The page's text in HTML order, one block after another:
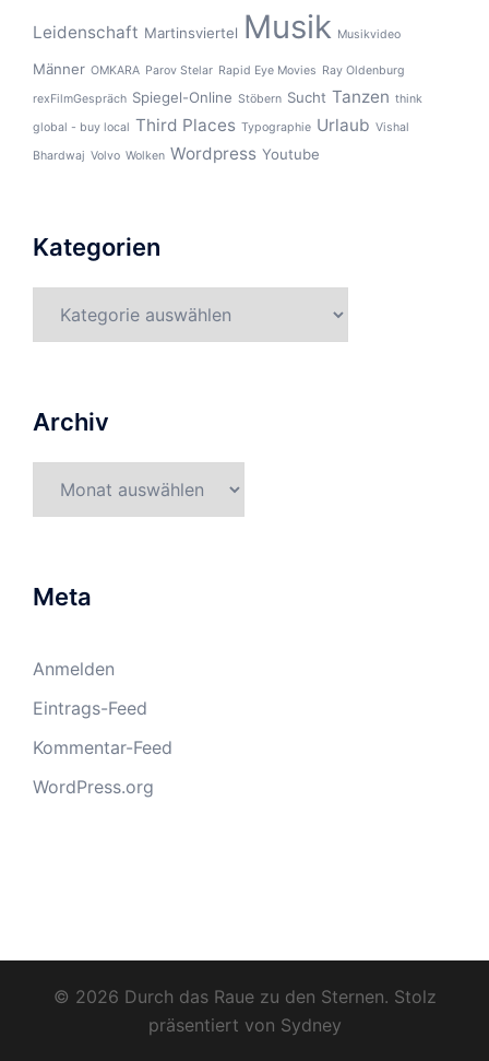
Leidenschaft Martinsviertel Musik Musikvideo
Männer OMKARA Parov Stelar Rapid Eye Movies Ray Oldenburg
rexFilmGespräch Spiegel-Online Stöbern Sucht Tanzen think
global - buy local Third Places Typographie Urlaub Vishal
Bhardwaj Volvo Wolken Wordpress Youtube
Kategorien
Archiv
Meta
Anmelden
Eintrags-Feed
Kommentar-Feed
WordPress.org
© 2026 Durch das Raue zu den Sternen. Stolz
präsentiert von Sydney